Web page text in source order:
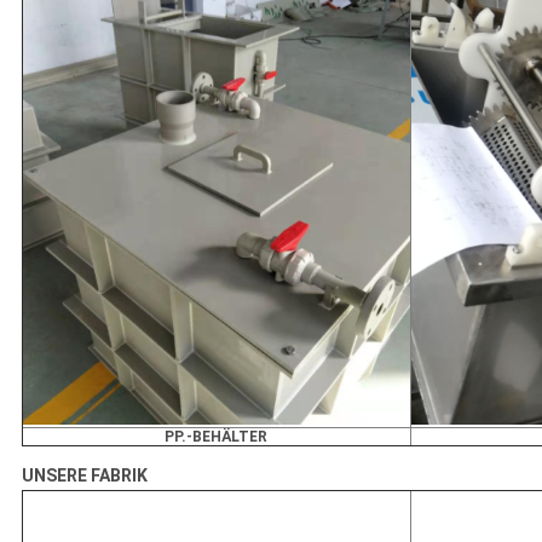
PP.-BEHÄLTER
UNSERE FABRIK